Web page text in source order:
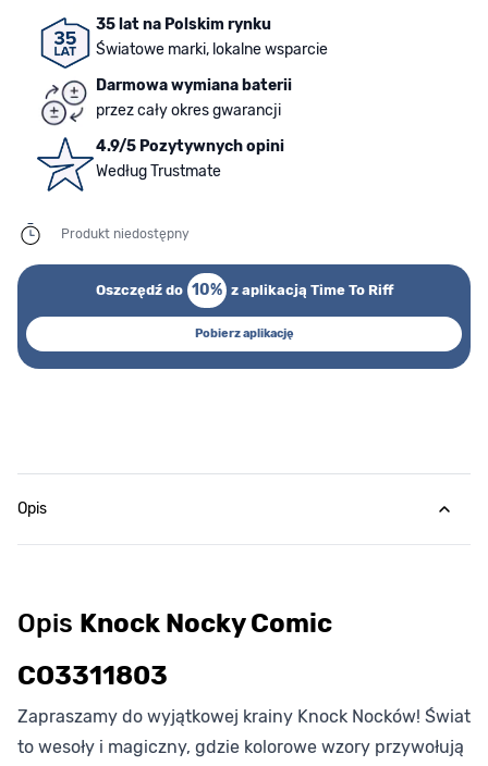
35 lat na Polskim rynku
Światowe marki, lokalne wsparcie
Darmowa wymiana baterii
przez cały okres gwarancji
4.9/5 Pozytywnych opini
Według Trustmate
Produkt niedostępny
Oszczędź do 10% z aplikacją Time To Riff
Pobierz aplikację
Opis
Opis Knock Nocky Comic
CO3311803
Zapraszamy do wyjątkowej krainy Knock Nocków! Świat
to wesoły i magiczny, gdzie kolorowe wzory przywołują